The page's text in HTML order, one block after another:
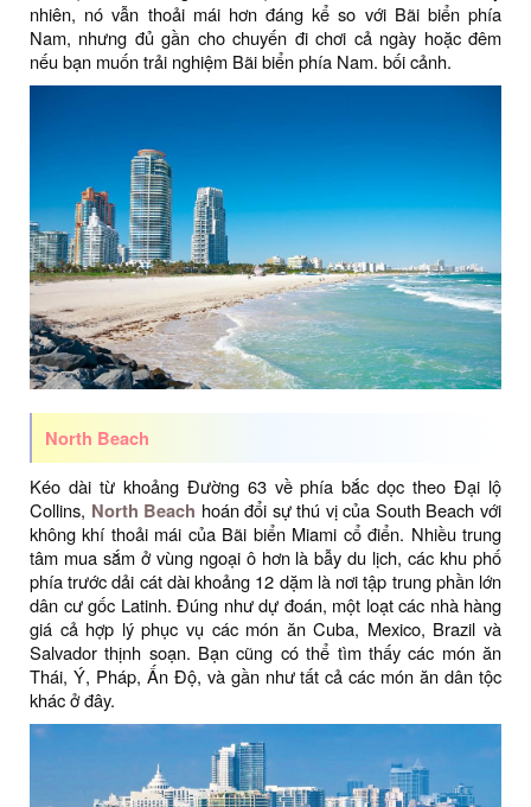
nhiên, nó vẫn thoải mái hơn đáng kể so với Bãi biển phía
Nam, nhưng đủ gần cho chuyến đi chơi cả ngày hoặc đêm
nếu bạn muốn trải nghiệm Bãi biển phía Nam. bối cảnh.
North Beach
Kéo dài từ khoảng Đường 63 về phía bắc dọc theo Đại lộ
Collins, North Beach hoán đổi sự thú vị của South Beach với
không khí thoải mái của Bãi biển Miami cổ điển. Nhiều trung
tâm mua sắm ở vùng ngoại ô hơn là bẫy du lịch, các khu phố
phía trước dải cát dài khoảng 12 dặm là nơi tập trung phần lớn
dân cư gốc Latinh. Đúng như dự đoán, một loạt các nhà hàng
giá cả hợp lý phục vụ các món ăn Cuba, Mexico, Brazil và
Salvador thịnh soạn. Bạn cũng có thể tìm thấy các món ăn
Thái, Ý, Pháp, Ấn Độ, và gần như tất cả các món ăn dân tộc
khác ở đây.